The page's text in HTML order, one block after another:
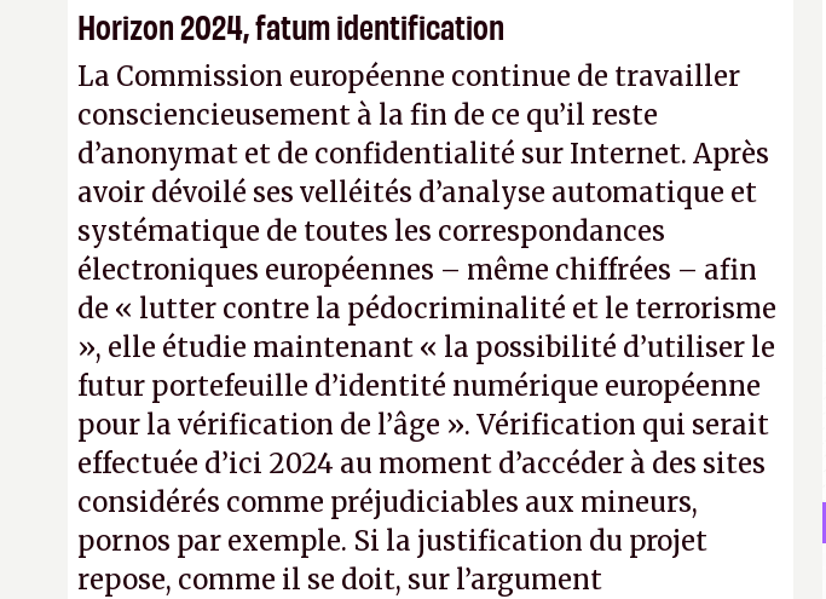
Horizon 2024, fatum identification
La Commission européenne continue de travailler
consciencieusement à la fin de ce qu’il reste
d’anonymat et de confidentialité sur Internet. Après
avoir dévoilé ses velléités d’analyse automatique et
systématique de toutes les correspondances
électroniques européennes – même chiffrées – afin
de « lutter contre la pédocriminalité et le terrorisme
», elle étudie maintenant « la possibilité d’utiliser le
futur portefeuille d’identité numérique européenne
pour la vérification de l’âge ». Vérification qui serait
effectuée d’ici 2024 au moment d’accéder à des sites
considérés comme préjudiciables aux mineurs,
pornos par exemple. Si la justification du projet
repose, comme il se doit, sur l’argument